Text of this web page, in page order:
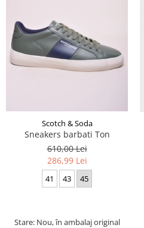
Scotch & Soda
Sneakers barbati Ton
610,00 Lei
286,99 Lei
41 43 45
Stare: Nou, în ambalaj original